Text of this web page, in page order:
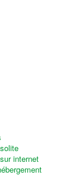
internet